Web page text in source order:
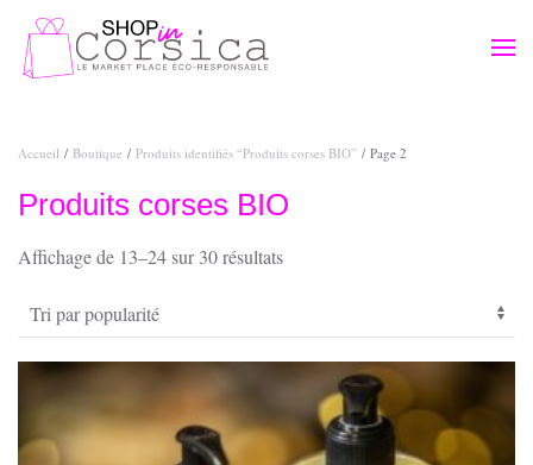
Passer au contenu principal
Accueil / Boutique / Produits identifiés “Produits corses BIO” / Page 2
Produits corses BIO
Affichage de 13–24 sur 30 résultatsTrié